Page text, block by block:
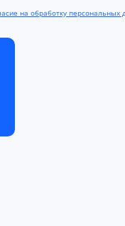
на обработку персональных